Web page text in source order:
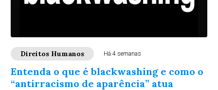
Direitos Humanos Há 4 semanas
Entenda o que é blackwashing e como o
“antirracismo de aparência” atua